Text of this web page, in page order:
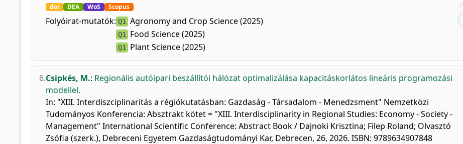
doi DEA WoS Scopus
Folyóirat-mutatók: Q1 Agronomy and Crop Science (2025)
Q1 Food Science (2025)
Q1 Plant Science (2025)
6.Csipkés, M.: Regionális autóipari beszállítói hálózat optimalizálása kapacitáskorlátos lineáris programozási
modellel.
In: "XIII. Interdiszciplinaritás a régiókutatásban: Gazdaság - Társadalom - Menedzsment" Nemzetközi
Tudományos Konferencia: Absztrakt kötet = "XIII. Interdisciplinarity in Regional Studies: Economy - Society -
Management" International Scientific Conference: Abstract Book / Dajnoki Krisztina; Filep Roland; Olvasztó
Zsófia (szerk.), Debreceni Egyetem Gazdaságtudományi Kar, Debrecen, 26, 2026. ISBN: 9789634907848